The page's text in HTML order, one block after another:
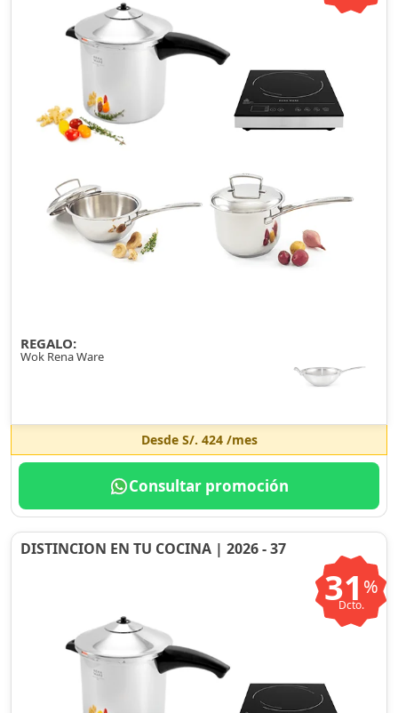
REGALO:
Wok Rena Ware
Desde S/. 424/mes
Consultar promoción
DISTINCION EN TU COCINA | 2026 - 37
31 %
Dcto.